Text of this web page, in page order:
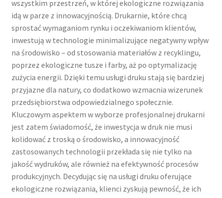
wszystkim przestrzeń, w której ekologiczne rozwiązania
idą w parze z innowacyjnością. Drukarnie, które chcą
sprostać wymaganiom rynku i oczekiwaniom klientów,
inwestują w technologie minimalizujące negatywny wpływ
na środowisko – od stosowania materiałów z recyklingu,
poprzez ekologiczne tusze i farby, aż po optymalizację
zużycia energii. Dzięki temu usługi druku stają się bardziej
przyjazne dla natury, co dodatkowo wzmacnia wizerunek
przedsiębiorstwa odpowiedzialnego społecznie.
Kluczowym aspektem w wyborze profesjonalnej drukarni
jest zatem świadomość, że inwestycja w druk nie musi
kolidować z troską o środowisko, a innowacyjność
zastosowanych technologii przekłada się nie tylko na
jakość wydruków, ale również na efektywność procesów
produkcyjnych. Decydując się na usługi druku oferujące
ekologiczne rozwiązania, klienci zyskują pewność, że ich